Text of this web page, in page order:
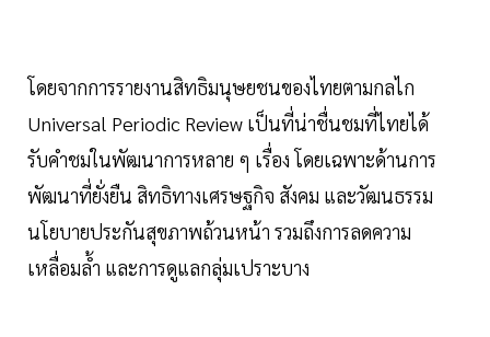
โดยจากการรายงานสิทธิมนุษยชนของไทยตามกลไก
Universal Periodic Review เป็นที่น่าชื่นชมที่ไทยได้
รับคำชมในพัฒนาการหลาย ๆ เรื่อง โดยเฉพาะด้านการ
พัฒนาที่ยั่งยืน สิทธิทางเศรษฐกิจ สังคม และวัฒนธรรม
นโยบายประกันสุขภาพถ้วนหน้า รวมถึงการลดความ
เหลื่อมล้ำ และการดูแลกลุ่มเปราะบาง